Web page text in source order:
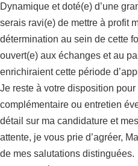
Dynamique et doté(e) d’une
serais ravi(e) de mettre à profit
détermination au sein de cette
ouvert(e) aux échanges et au
enrichiraient cette période
Je reste à votre disposition
complémentaire ou entretien
détail sur ma candidature et
attente, je vous prie d’agréer,
de mes salutations distinguées.